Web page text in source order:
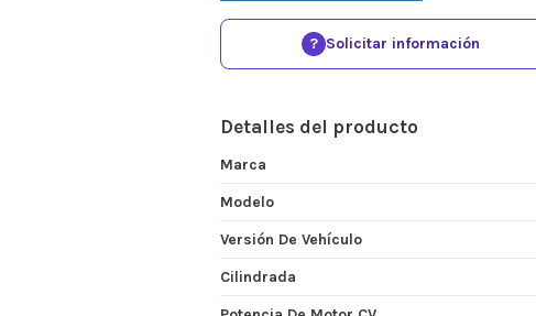
? Solicitar información
Detalles del producto
Marca
Modelo
Versión De Vehículo
Cilindrada